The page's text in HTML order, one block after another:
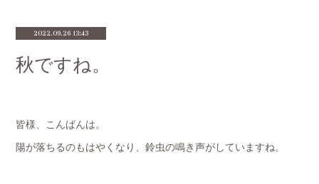
2022.09.26 13:43
秋ですね。
皆様、こんばんは。
陽が落ちるのもはやくなり、鈴虫の鳴き声がしていますね。